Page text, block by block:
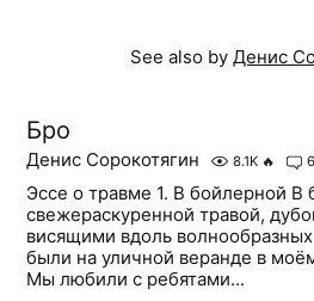
See also by Денис
Бро
Денис Сорокотягин 8.1K 🔥 6
Эссе о травме 1. В бойлерной В
свежераскуренной травой,
висящими вдоль
были на уличной веранде в
Мы любили с ребятами...